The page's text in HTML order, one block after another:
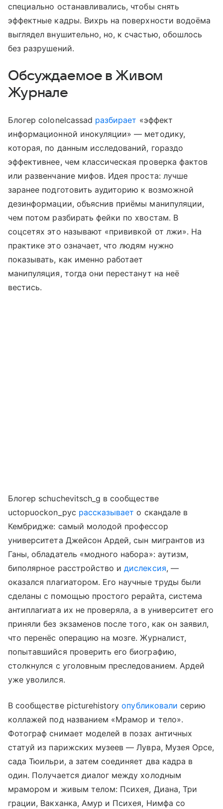
специально останавливались, чтобы снять
эффектные кадры. Вихрь на поверхности водоёма
выглядел внушительно, но, к счастью, обошлось
без разрушений.
Обсуждаемое в Живом
Журнале
Блогер colonelcassad разбирает «эффект
информационной инокуляции» — методику,
которая, по данным исследований, гораздо
эффективнее, чем классическая проверка фактов
или развенчание мифов. Идея проста: лучше
заранее подготовить аудиторию к возможной
дезинформации, объяснив приёмы манипуляции,
чем потом разбирать фейки по хвостам. В
соцсетях это называют «прививкой от лжи». На
практике это означает, что людям нужно
показывать, как именно работает
манипуляция, тогда они перестанут на неё
вестись.
Блогер schuchevitsch_g в сообществе
uctopuockon_pyc рассказывает о скандале в
Кембридже: самый молодой профессор
университета Джейсон Ардей, сын мигрантов из
Ганы, обладатель «модного набора»: аутизм,
биполярное расстройство идислексия, —
оказался плагиатором. Его научные труды были
сделаны с помощью простого рерайта, система
антиплагиата их не проверяла, а в университет его
приняли без экзаменов после того, как он заявил,
что перенёс операцию на мозге. Журналист,
попытавшийся проверить его биографию,
столкнулся с уголовным преследованием. Ардей
уже уволился.
В сообществе picturehistoryопубликовали серию
коллажей под названием «Мрамор и тело».
Фотограф снимает моделей в позах античных
статуй из парижских музеев — Лувра, Музея Орсе,
сада Тюильри, а затем соединяет два кадра в
один. Получается диалог между холодным
мрамором и живым телом: Психея, Диана, Три
грации, Вакханка, Амур и Психея, Нимфа со